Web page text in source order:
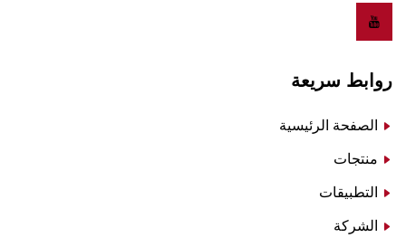
روابط سريعة
الصفحة الرئيسية
منتجات
التطبيقات
الشركة